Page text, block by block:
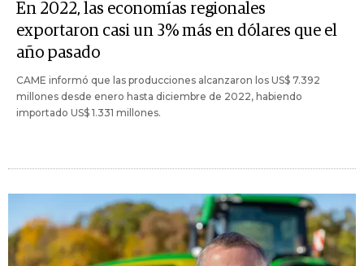
En 2022, las economías regionales
exportaron casi un 3% más en dólares que el
año pasado
CAME informó que las producciones alcanzaron los US$ 7.392
millones desde enero hasta diciembre de 2022, habiendo
importado US$ 1.331 millones.